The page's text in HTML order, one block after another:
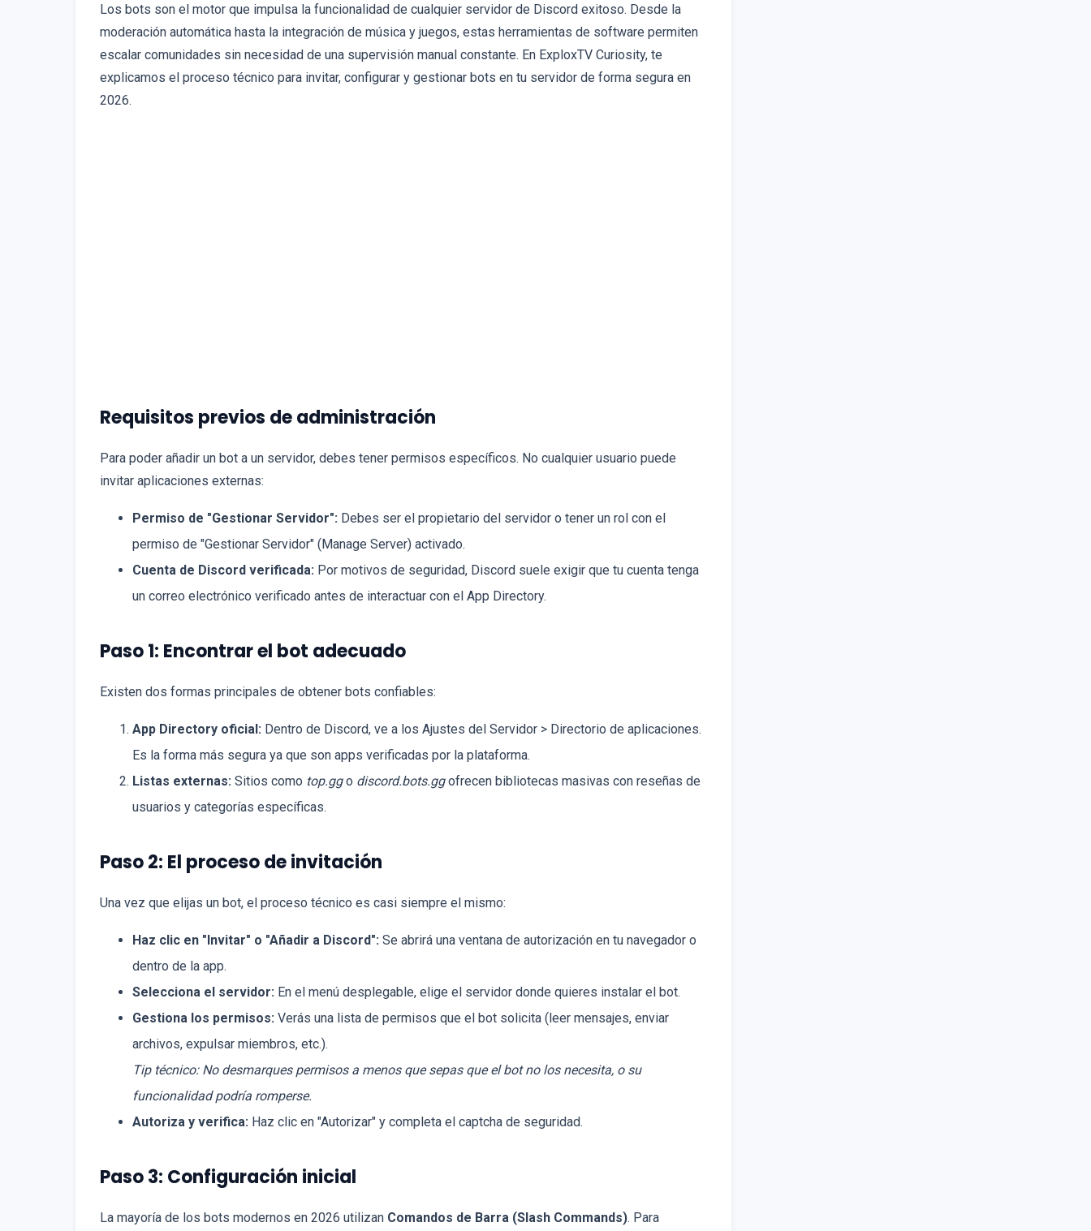
Los bots son el motor que impulsa la funcionalidad de cualquier servidor de Discord exitoso. Desde la
moderación automática hasta la integración de música y juegos, estas herramientas de software permiten
escalar comunidades sin necesidad de una supervisión manual constante. En ExploxTV Curiosity, te
explicamos el proceso técnico para invitar, configurar y gestionar bots en tu servidor de forma segura en
2026.
Requisitos previos de administración
Para poder añadir un bot a un servidor, debes tener permisos específicos. No cualquier usuario puede
invitar aplicaciones externas:
Permiso de "Gestionar Servidor": Debes ser el propietario del servidor o tener un rol con el
permiso de "Gestionar Servidor" (Manage Server) activado.
Cuenta de Discord verificada: Por motivos de seguridad, Discord suele exigir que tu cuenta tenga
un correo electrónico verificado antes de interactuar con el App Directory.
Paso 1: Encontrar el bot adecuado
Existen dos formas principales de obtener bots confiables:
App Directory oficial: Dentro de Discord, ve a los Ajustes del Servidor > Directorio de aplicaciones.
Es la forma más segura ya que son apps verificadas por la plataforma.
Listas externas: Sitios como top.ggo discord.bots.ggofrecen bibliotecas masivas con reseñas de
usuarios y categorías específicas.
Paso 2: El proceso de invitación
Una vez que elijas un bot, el proceso técnico es casi siempre el mismo:
Haz clic en "Invitar" o "Añadir a Discord": Se abrirá una ventana de autorización en tu navegador o
dentro de la app.
Selecciona el servidor: En el menú desplegable, elige el servidor donde quieres instalar el bot.
Gestiona los permisos: Verás una lista de permisos que el bot solicita (leer mensajes, enviar
archivos, expulsar miembros, etc.).
Tip técnico: No desmarques permisos a menos que sepas que el bot no los necesita, o su
funcionalidad podría romperse.
Autoriza y verifica: Haz clic en "Autorizar" y completa el captcha de seguridad.
Paso 3: Configuración inicial
La mayoría de los bots modernos en 2026 utilizan Comandos de Barra (Slash Commands). Para